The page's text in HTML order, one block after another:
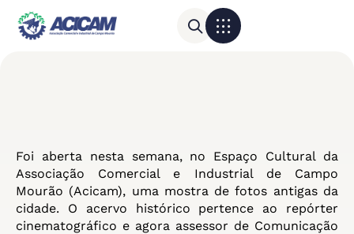
Foi aberta nesta semana, no Espaço Cultural da
Associação Comercial e Industrial de Campo
Mourão (Acicam), uma mostra de fotos antigas da
cidade. O acervo histórico pertence ao repórter
cinematográfico e agora assessor de Comunicação